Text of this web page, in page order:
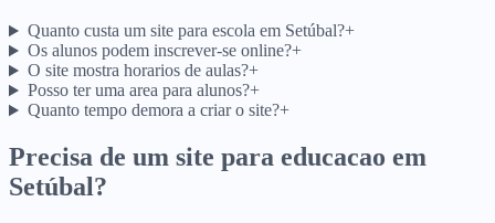
Quanto custa um site para escola em Setúbal?+
Os alunos podem inscrever-se online?+
O site mostra horarios de aulas?+
Posso ter uma area para alunos?+
Quanto tempo demora a criar o site?+
Precisa de um site para educacao em
Setúbal ?